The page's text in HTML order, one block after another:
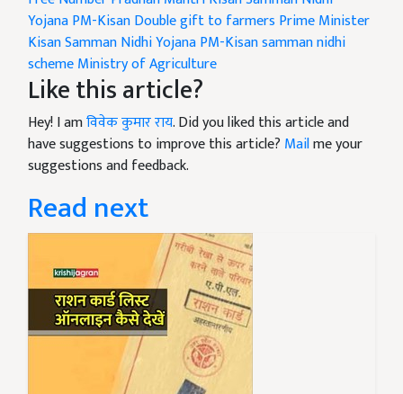
YojanaPM-KisanDouble gift to farmers Prime Minister
Kisan Samman Nidhi YojanaPM-Kisan samman nidhi
schemeMinistry of Agriculture
Like this article?
Hey! I amविवेक कुमार राय. Did you liked this article and
have suggestions to improve this article? Mailme your
suggestions and feedback.
Read next